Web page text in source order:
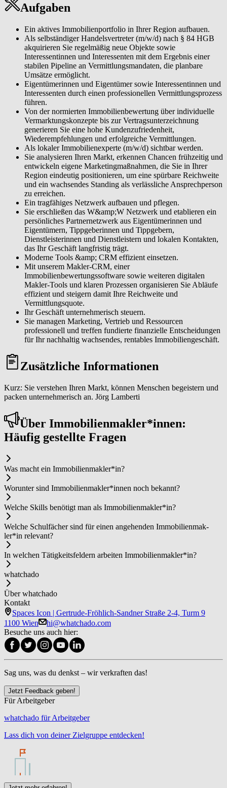
Aufgaben
Ein aktives Immobilienportfolio in Ihrer Region aufbauen.
Als selbständiger Handelsvertreter (m/w/d) nach § 84 HGB
akquirieren Sie regelmäßig neue Objekte sowie
Interessentinnen und Interessenten mit dem Ergebnis einer
stabilen Pipeline an Vermittlungsmandaten, die planbare
Umsätze ermöglicht.
Eigentümerinnen und Eigentümer sowie Interessentinnen und
Interessenten durch einen professionellen Vermittlungsprozess
führen.
Von der normierten Immobilienbewertung über individuelle
Vermarktungskonzepte bis zur Vertragsunterzeichnung
generieren Sie eine hohe Kundenzufriedenheit,
Wiederempfehlungen und erfolgreiche Vermittlungen.
Als lokaler Immobilienexperte (m/w/d) sichtbar werden.
Sie analysieren Ihren Markt, erkennen Chancen frühzeitig und
entwickeln eigene Marketingmaßnahmen, die Sie in Ihrer
Region eindeutig positionieren, um eine spürbare Reichweite
und ein wachsendes Standing als verlässliche Ansprechperson
zu erreichen.
Ein tragfähiges Netzwerk aufbauen und pflegen.
Sie erschließen das W&amp;W Netzwerk und etablieren ein
persönliches Partnernetzwerk aus Eigentümerinnen und
Eigentümern, Tippgeberinnen und Tippgebern,
Dienstleisterinnen und Dienstleistern und lokalen Kontakten,
das Ihr Geschäft langfristig trägt.
Moderne Tools &amp; CRM effizient einsetzen.
Mit unserem Makler-CRM, einer
Immobilienbewertungssoftware sowie weiteren digitalen
Makler-Tools und klaren Prozessen organisieren Sie Abläufe
effizient und steigern damit Ihre Reichweite und
Vermittlungsquote.
Ihr Geschäft unternehmerisch steuern.
Sie managen Marketing, Vertrieb und Ressourcen
professionell und treffen fundierte finanzielle Entscheidungen
für Ihr nachhaltig wachsendes, rentables Immobiliengeschäft.
Zusätzliche Informationen
Kurz: Sie verstehen Ihren Markt, können Menschen begeistern und
packen unternehmerisch an. Jörg Lamberti
Über Im­mo­bi­li­en­mak­ler*in­nen:
Häufig gestellte Fragen
Was macht ein Im­mo­bi­li­en­mak­ler*in?
Worunter sind Im­mo­bi­li­en­mak­ler*in­nen noch bekannt?
Welche Skills benötigt man als Im­mo­bi­li­en­mak­ler*in?
Welche Schulfächer sind für einen angehenden Im­mo­bi­li­en­mak­
ler*in relevant?
In welchen Tätigkeitsfeldern arbeiten Im­mo­bi­li­en­mak­ler*in?
whatchado
Über whatchado
Kontakt
Spaces Icon | Gertrude-Fröhlich-Sandner Straße 2-4, Turm 9
1100 Wien
hi@whatchado.com
Besuche uns auch hier:
Sag uns, was du denkst – wir verkraften das!
Jetzt Feedback geben!
Für Arbeitgeber
whatchado für Arbeitgeber
Lass dich von deiner Zielgruppe entdecken!